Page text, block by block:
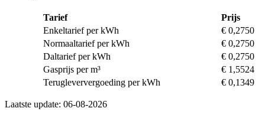
Tarief
Prijs
Enkeltarief per kWh
€ 0,2750
Normaaltarief per kWh
€ 0,2750
Daltarief per kWh
€ 0,2750
Gasprijs per m³
€ 1,5524
Terugleververgoeding per kWh
€ 0,1349
Laatste update: 06-08-2026